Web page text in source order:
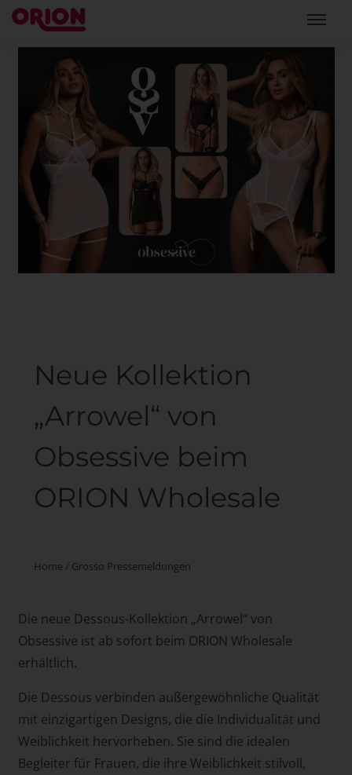
Neue Kollektion
„Arrowel“ von
Obsessive beim
ORION Wholesale
Home / Grosso Pressemeldungen
Die neue Dessous-Kollektion „Arrowel“ von
Obsessive ist ab sofort beim ORION Wholesale
erhältlich.
Die Dessous verbinden außergewöhnliche Qualität
mit einzigartigen Designs, die die Individualität und
Weiblichkeit hervorheben. Sie sind die idealen
Begleiter für Frauen, die ihre Weiblichkeit stilvoll,